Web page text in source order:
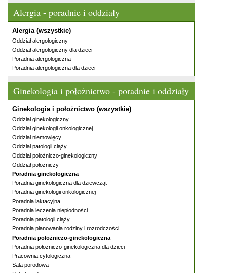
Alergia - poradnie i oddziały
Alergia (wszystkie)
Oddział alergologiczny
Oddział alergologiczny dla dzieci
Poradnia alergologiczna
Poradnia alergologiczna dla dzieci
Ginekologia i położnictwo - poradnie i oddziały
Ginekologia i położnictwo (wszystkie)
Oddział ginekologiczny
Oddział ginekologii onkologicznej
Oddział niemowlęcy
Oddział patologii ciąży
Oddział położniczo-ginekologiczny
Oddział położniczy
Poradnia ginekologiczna
Poradnia ginekologiczna dla dziewcząt
Poradnia ginekologii onkologicznej
Poradnia laktacyjna
Poradnia leczenia niepłodności
Poradnia patologii ciąży
Poradnia planowania rodziny i rozrodczości
Poradnia położniczo-ginekologiczna
Poradnia położniczo-ginekologiczna dla dzieci
Pracownia cytologiczna
Sala porodowa